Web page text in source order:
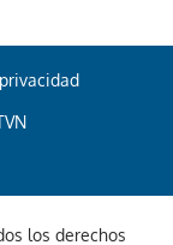
los derechos